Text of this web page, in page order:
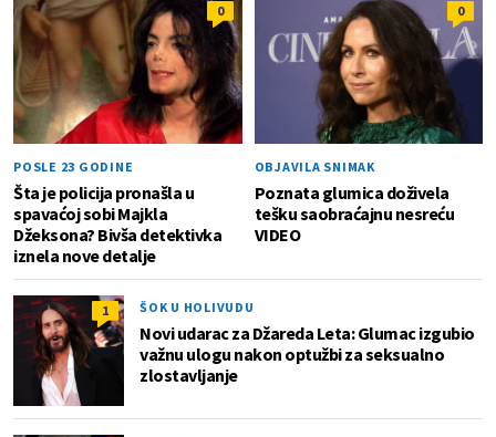
0
POSLE 23 GODINE
Šta je policija pronašla u
spavaćoj sobi Majkla
Džeksona? Bivša detektivka
iznela nove detalje
0
OBJAVILA SNIMAK
Poznata glumica doživela
tešku saobraćajnu nesreću
VIDEO
1 ŠOK U HOLIVUDU
Novi udarac za Džareda Leta: Glumac izgubio
važnu ulogu nakon optužbi za seksualno
zlostavljanje